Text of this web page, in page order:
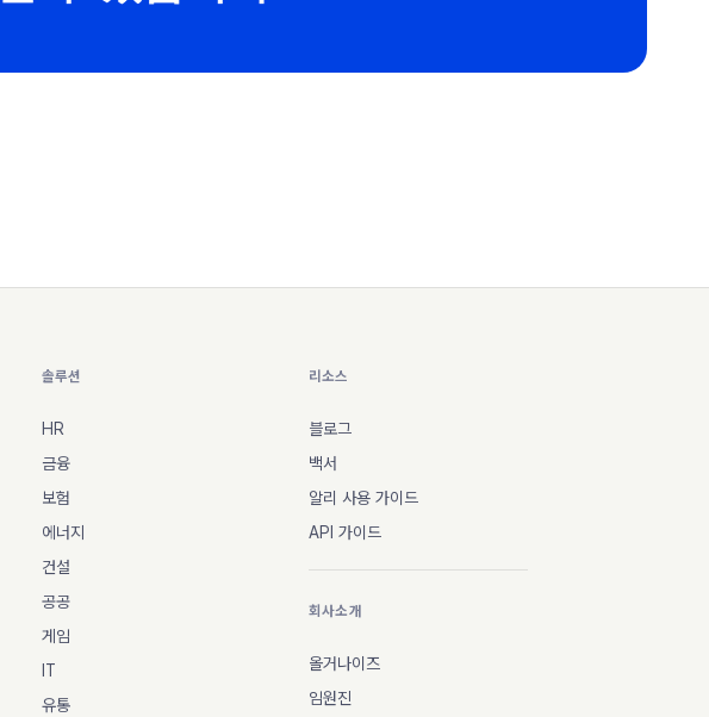
솔루션
HR
금융
보험
에너지
건설
공공
게임
IT
유통
리소스
블로그
백서
알리 사용 가이드
API 가이드
회사소개
올거나이즈
임원진